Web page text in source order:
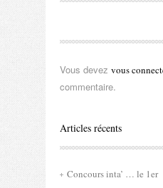
Vous devez vous
commentaire.
Articles récents
Concours inta’ … le 1er